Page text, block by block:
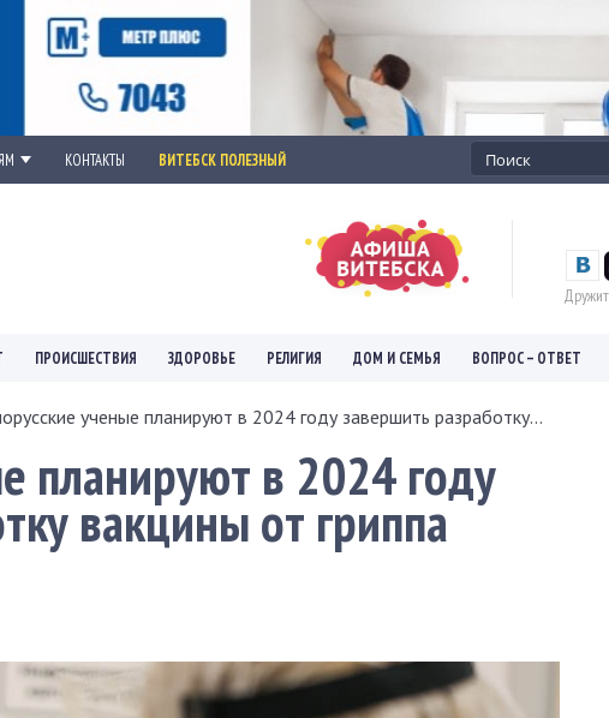
КОНТАКТЫ ВИТЕБСК ПОЛЕЗНЫЙ
ПРОИСШЕСТВИЯ ЗДОРОВЬЕ РЕЛИГИЯ ДОМ И СЕМЬЯ ВОПРОС – ОТВЕТ
ученые планируют в 2024 году завершить разработку...
планируют в 2024 году
вакцины от гриппа